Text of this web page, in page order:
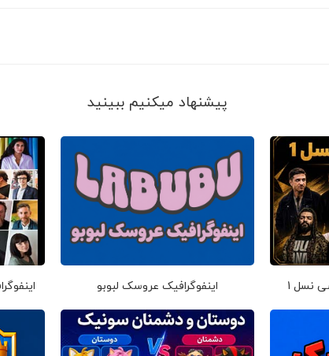
پیشنهاد می‎کنیم ببینید
اینفوگرافیک 20 اینفوگرافیک عروسک لبوبو نسل 1